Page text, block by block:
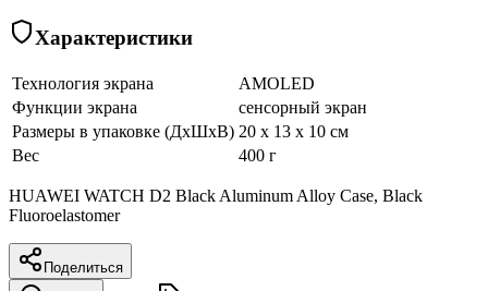
Характеристики
Технология экрана
AMOLED
Функции экрана
сенсорный экран
Размеры в упаковке (ДхШхВ) 20 x 13 x 10 см
Вес
400 г
HUAWEI WATCH D2 Black Aluminum Alloy Case, Black
Fluoroelastomer
Поделиться